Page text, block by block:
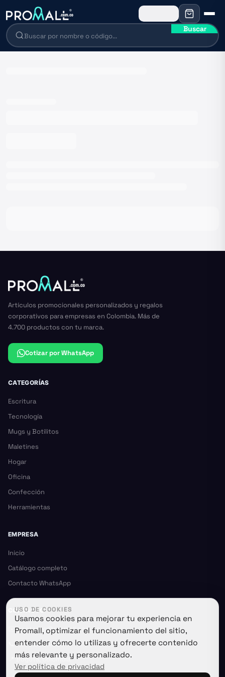
Buscar
Artículos promocionales personalizados y regalos
corporativos para empresas en Colombia. Más de
4.700 productos con tu marca.
Cotizar por WhatsApp
CATEGORÍAS
Escritura
Tecnología
Mugs y Botilitos
Maletines
Hogar
Oficina
Confección
Herramientas
EMPRESA
Inicio
Catálogo completo
Contacto WhatsApp
CONTACTO
✉️contacto@promall.com.co
📞+57 322 344 3444
📍 Bogotá, Colombia
USO DE COOKIES
Usamos cookies para mejorar tu experiencia en
Promall, optimizar el funcionamiento del sitio,
entender cómo lo utilizas y ofrecerte contenido
más relevante y personalizado.
Ver política de privacidad